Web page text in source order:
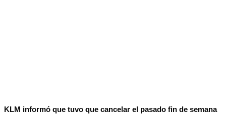
KLM informó que tuvo que cancelar el pasado fin de semana